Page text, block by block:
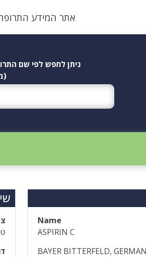
אתר המידע
ניתן לחפש לפי שם
Name
ASPIRIN C
BAYER BITTERFELD,